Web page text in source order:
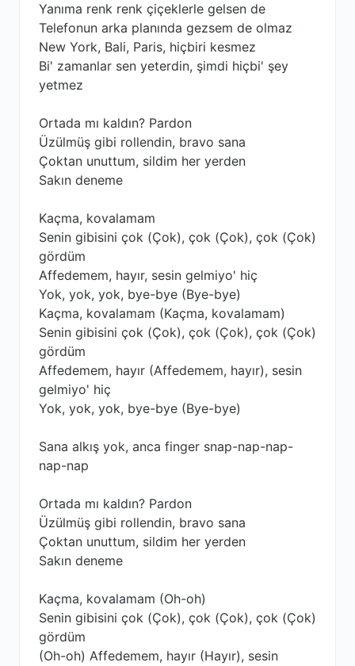
Yanıma renk renk çiçeklerle gelsen de
Telefonun arka planında gezsem de olmaz
New York, Bali, Paris, hiçbiri kesmez
Bi' zamanlar sen yeterdin, şimdi hiçbi' şey
yetmez
Ortada mı kaldın? Pardon
Üzülmüş gibi rollendin, bravo sana
Çoktan unuttum, sildim her yerden
Sakın deneme
Kaçma, kovalamam
Senin gibisini çok (Çok), çok (Çok), çok (Çok)
gördüm
Affedemem, hayır, sesin gelmiyo' hiç
Yok, yok, yok, bye-bye (Bye-bye)
Kaçma, kovalamam (Kaçma, kovalamam)
Senin gibisini çok (Çok), çok (Çok), çok (Çok)
gördüm
Affedemem, hayır (Affedemem, hayır), sesin
gelmiyo' hiç
Yok, yok, yok, bye-bye (Bye-bye)
Sana alkış yok, anca finger snap-nap-nap-
nap-nap
Ortada mı kaldın? Pardon
Üzülmüş gibi rollendin, bravo sana
Çoktan unuttum, sildim her yerden
Sakın deneme
Kaçma, kovalamam (Oh-oh)
Senin gibisini çok (Çok), çok (Çok), çok (Çok)
gördüm
(Oh-oh) Affedemem, hayır (Hayır), sesin